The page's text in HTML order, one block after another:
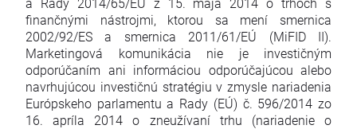
finančnými nástrojmi, ktorou sa mení smernica
2002/92/ES a smernica 2011/61/EÚ (MiFID II).
Marketingová komunikácia nie je investičným
odporúčaním ani informáciou odporúčajúcou alebo
navrhujúcou investičnú stratégiu v zmysle nariadenia
Európskeho parlamentu a Rady (EÚ) č. 596/2014 zo
16. apríla 2014 o zneužívaní trhu (nariadenie o